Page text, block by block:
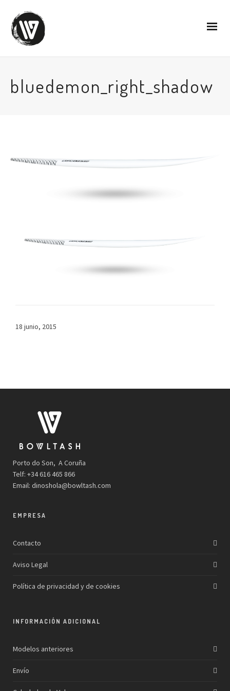
bluedemon_right_shadow
18 junio, 2015
Porto do Son, A Coruña
Telf: +34 616 465 866
Email: dinoshola@bowltash.com
EMPRESA
Contacto
Aviso Legal
Política de privacidad y de cookies
INFORMACIÓN ADICIONAL
Modelos anteriores
Envío